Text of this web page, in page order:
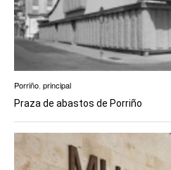
Porriño principal
Praza de abastos de Porriño